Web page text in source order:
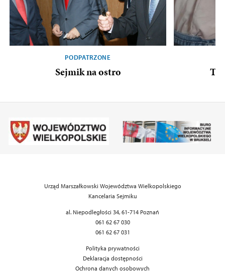
PODPATRZONE
Sejmik na ostro To
Urząd Marszałkowski Województwa Wielkopolskiego
Kancelaria Sejmiku
al. Niepodległości 34, 61-714 Poznań
061 62 67 030
061 62 67 031
Polityka prywatności
Deklaracja dostępności
Ochrona danych osobowych